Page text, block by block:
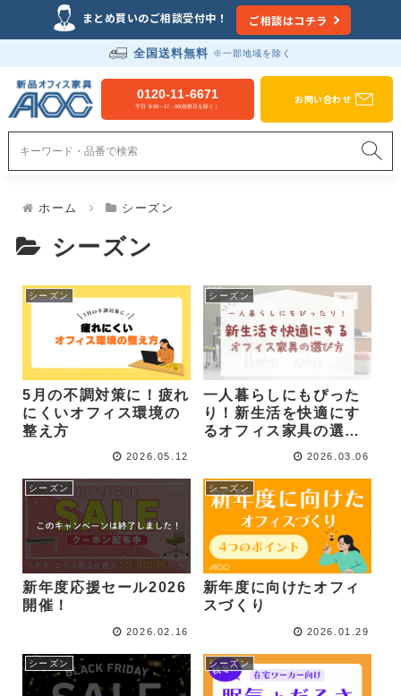
まとめ買いのご相談受付中！ ご相談はコチラ
全国送料無料 ※一部地域を除く
0120-11-6671
平日 9:00～17：00(祝祭日を除く）
お問い合わせ
Just another WordPress site
新品オフィス家具のAOC
ホーム シーズン
シーズン
シーズン
5月の不調対策に！疲れ
にくいオフィス環境の
整え方
2026.05.12
シーズン
一人暮らしにもぴった
り！新生活を快適にす
るオフィス家具の選び
2026.03.06
シーズン
新年度応援セール2026
開催！
2026.02.16
シーズン
新年度に向けたオフィ
スづくり
2026.01.29
シーズン シーズン